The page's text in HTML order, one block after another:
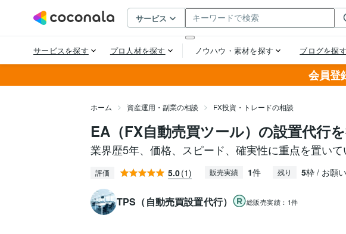
会員登
ホーム 資産運用・副業の相談 FX投資・トレードの相談
EA（FX自動売買ツール）の設置代行
業界歴5年、価格、スピード、確実性に重点を置いて
評価 5.0(1) 販売実績 1件 残り 5枠 / お願
TPS（自動売買設置代行） 総販売実績： 1件